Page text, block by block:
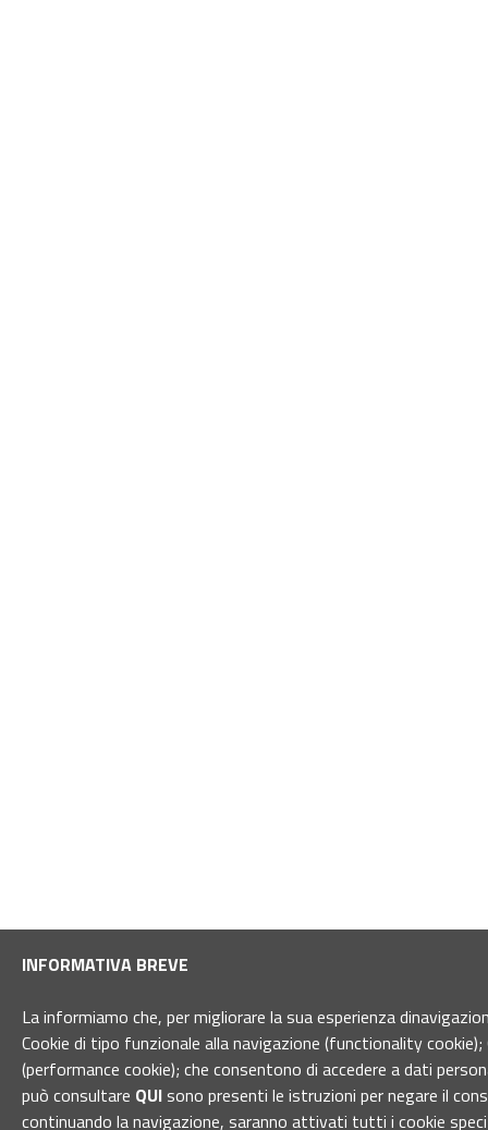
INFORMATIVA BREVE
La informiamo che, per migliorare la sua esperienza
Cookie di tipo funzionale alla navigazione (functionality
(performance cookie); che consentono di accedere a dati
può consultare QUIsono presenti le istruzioni per negare il
continuando la navigazione, saranno attivati tutti i cookie